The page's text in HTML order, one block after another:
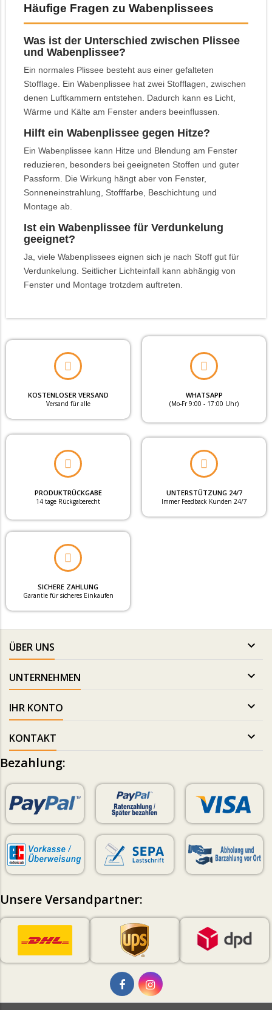
Häufige Fragen zu Wabenplissees
Was ist der Unterschied zwischen Plissee
und Wabenplissee?
Ein normales Plissee besteht aus einer gefalteten
Stofflage. Ein Wabenplissee hat zwei Stofflagen, zwischen
denen Luftkammern entstehen. Dadurch kann es Licht,
Wärme und Kälte am Fenster anders beeinflussen.
Hilft ein Wabenplissee gegen Hitze?
Ein Wabenplissee kann Hitze und Blendung am Fenster
reduzieren, besonders bei geeigneten Stoffen und guter
Passform. Die Wirkung hängt aber von Fenster,
Sonneneinstrahlung, Stofffarbe, Beschichtung und
Montage ab.
Ist ein Wabenplissee für Verdunkelung
geeignet?
Ja, viele Wabenplissees eignen sich je nach Stoff gut für
Verdunkelung. Seitlicher Lichteinfall kann abhängig von
Fenster und Montage trotzdem auftreten.
KOSTENLOSER VERSAND
Versand für alle
WHATSAPP
(Mo-Fr 9:00 - 17:00 Uhr)
PRODUKTRÜCKGABE
14 tage Rückgaberecht
UNTERSTÜTZUNG 24/7
Immer Feedback Kunden 24/7
SICHERE ZAHLUNG
Garantie für sicheres Einkaufen
ÜBER UNS 
UNTERNEHMEN 
IHR KONTO 
KONTAKT 
Bezahlung:
Unsere Versandpartner: